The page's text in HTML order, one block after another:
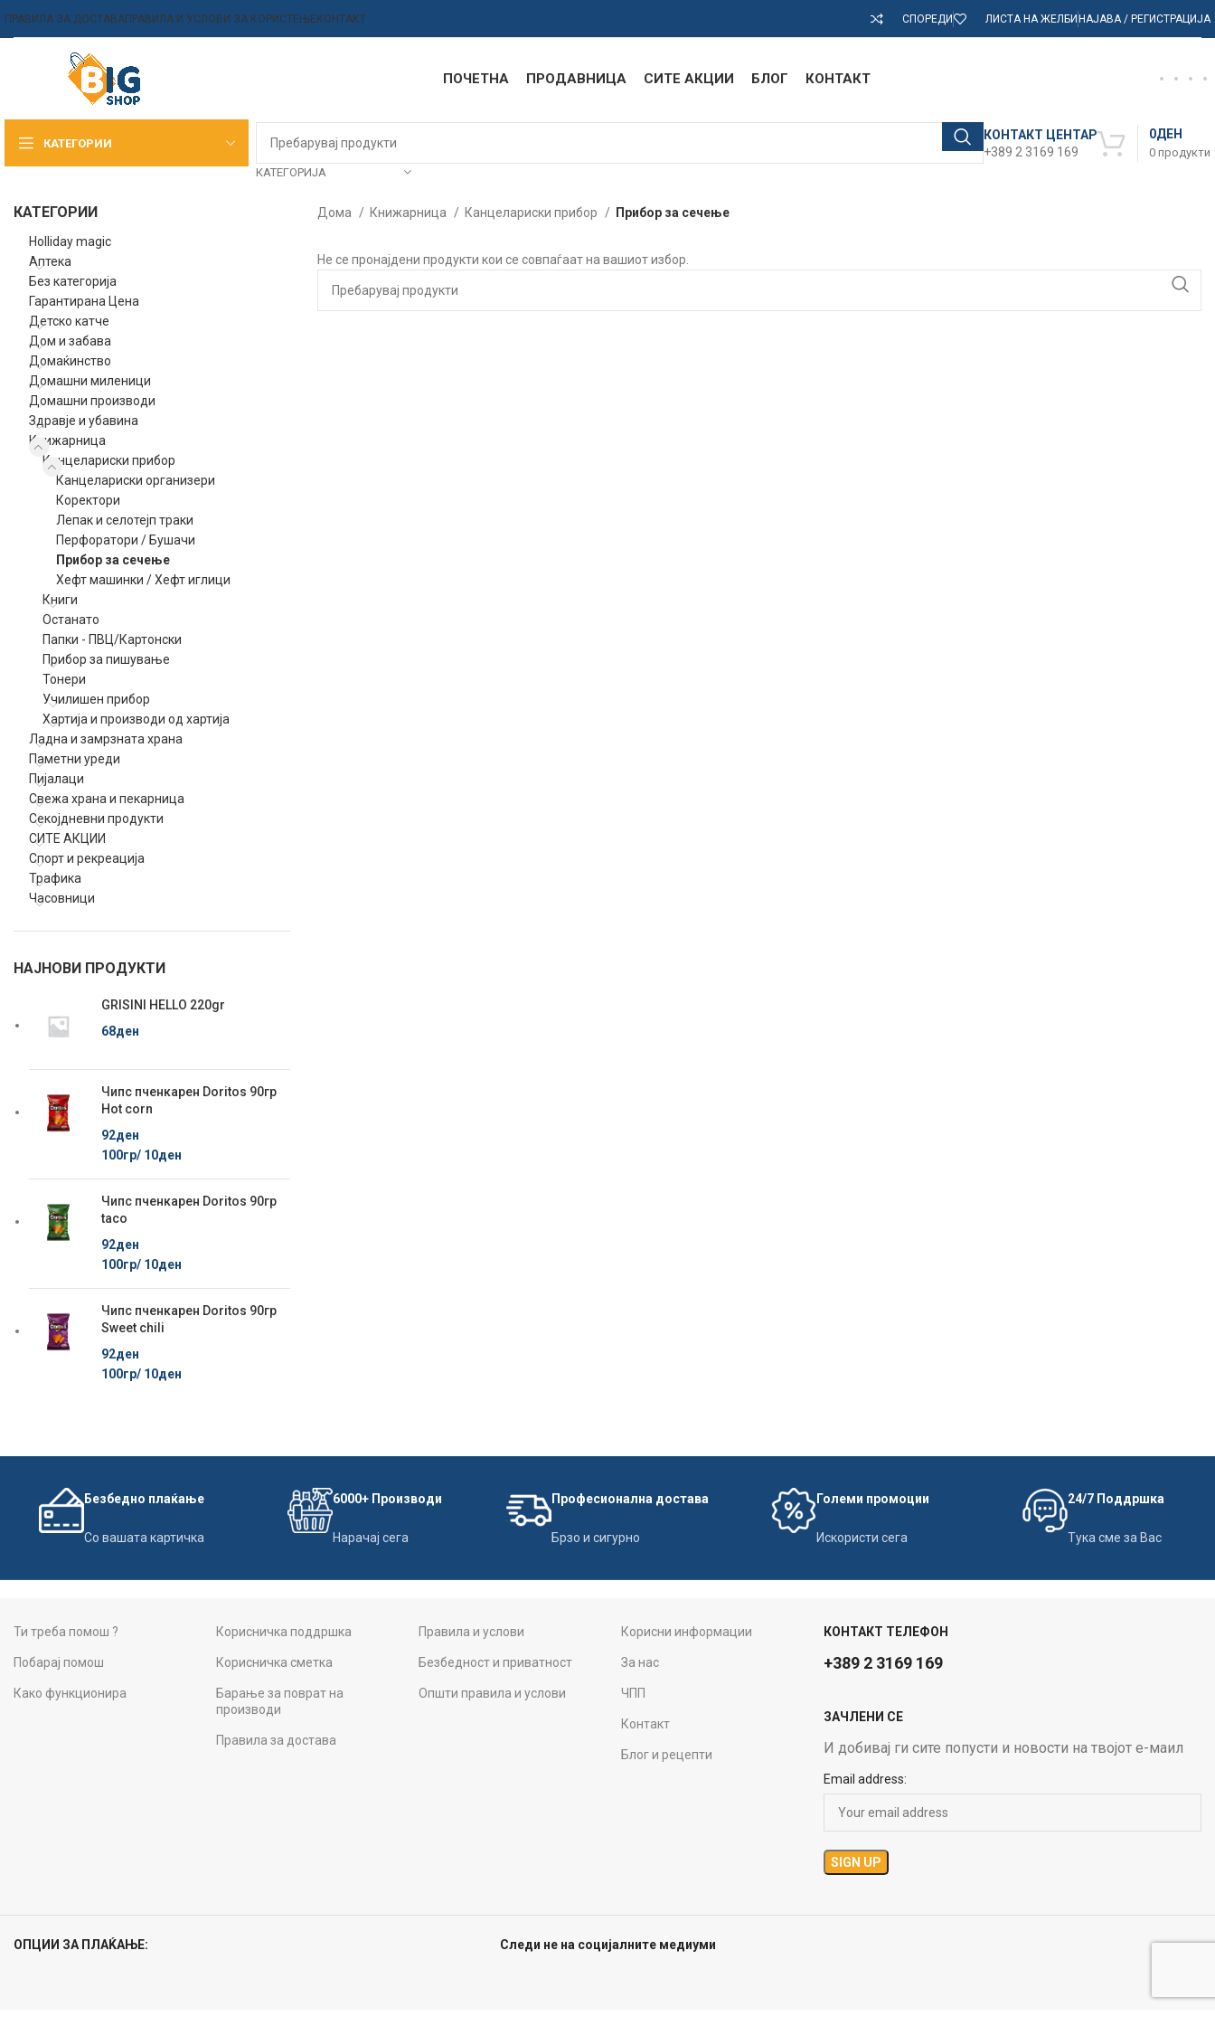
ПРАВИЛА ЗА ДОСТАВАПРАВИЛА И УСЛОВИ ЗА КОРИСТЕЊЕКОНТАКТ СПОРЕДИ ЛИСТА НА ЖЕЛБИНАЈАВА / РЕГИСТРАЦИЈА
ПОЧЕТНА ПРОДАВНИЦА СИТЕ АКЦИИ БЛОГ КОНТАКТ
КАТЕГОРИИ
КАТЕГОРИЈА
КОНТАКТ ЦЕНТАР
+389 2 3169 169
0 продукти
0ДЕН
КАТЕГОРИИ
Holliday magic
Аптека
Без категорија
Гарантирана Цена
Детско катче
Дом и забава
Домаќинство
Домашни миленици
Домашни производи
Здравје и убавина
Книжарница
Канцелариски прибор
Канцелариски организери
Коректори
Лепак и селотејп траки
Перфоратори / Бушачи
Прибор за сечење
Хефт машинки / Хефт иглици
Книги
Останато
Папки - ПВЦ/Картонски
Прибор за пишување
Тонери
Училишен прибор
Хартија и производи од хартија
Ладна и замрзната храна
Паметни уреди
Пијалаци
Свежа храна и пекарница
Секојдневни продукти
СИТЕ АКЦИИ
Спорт и рекреација
Трафика
Часовници
НАЈНОВИ ПРОДУКТИ
GRISINI HELLO 220gr
68ден
Чипс пченкарен Doritos 90гр
Hot corn
92ден
100гр/ 10ден
Чипс пченкарен Doritos 90гр
taco
92ден
100гр/ 10ден
Чипс пченкарен Doritos 90гр
Sweet chili
92ден
100гр/ 10ден
Дома Книжарница Канцелариски прибор Прибор за сечење
Не се пронајдени продукти кои се совпаѓаат на вашиот избор.
Безбедно плаќање
Со вашата картичка
6000+ Производи
Нарачај сега
Професионална достава
Брзо и сигурно
Големи промоции
Искористи сега
24/7 Поддршка
Тука сме за Вас
Ти треба помош ?
Побарај помош
Како функционира
Корисничка поддршка
Корисничка сметка
Барање за поврат на
производи
Правила за достава
Правила и услови
Безбедност и приватност
Општи правила и услови
Корисни информации
За нас
ЧПП
Контакт
Блог и рецепти
КОНТАКТ ТЕЛЕФОН
+389 2 3169 169
ЗАЧЛЕНИ СЕ
И добивај ги сите попусти и новости на твојот е-маил
Email address:
ОПЦИИ ЗА ПЛАЌАЊЕ: Следи не на социјалните медиуми